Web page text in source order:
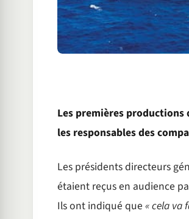
Les premières productions
les responsables des
Les présidents directeurs
étaient reçus en audience
Ils ont indiqué que « cela va